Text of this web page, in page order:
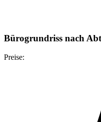
Bürogrundriss nach
Preise: